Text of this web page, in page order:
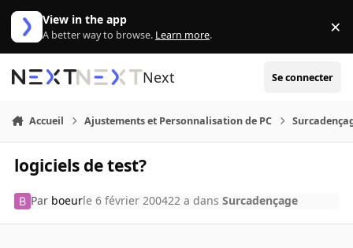
Aller au contenu
View in the app
A better way to browse. Learn more. ×
Next Se connecter
Accueil Ajustements et Personnalisation de PC
logiciels de test?
Par boeurle 6 février 200422 a dansSurcadençage